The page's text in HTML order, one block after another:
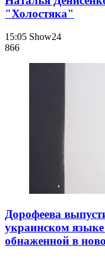
"Холостяка"
15:05 Show24
866
Дорофеева
украинском языке
обнаженной в